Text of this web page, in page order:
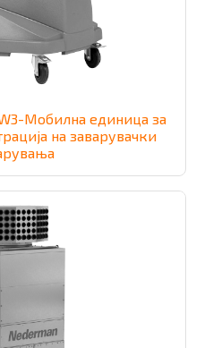
Мобилна единица за
на заварувачки